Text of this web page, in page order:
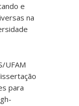
e
na
UFAM
para